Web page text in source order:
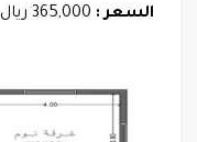
السعر : 365,000 ريال سعودي